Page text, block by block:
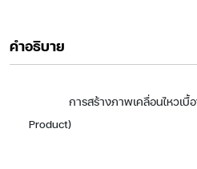
คำอธิบาย
การสร้างภาพเคลื่อนไหวเบื้
Product)